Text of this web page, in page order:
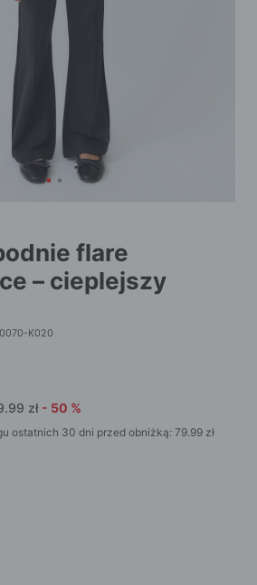
– cieplejszy
K020
zł - 50 %
ostatnich 30 dni przed obniżką: 79.99 zł